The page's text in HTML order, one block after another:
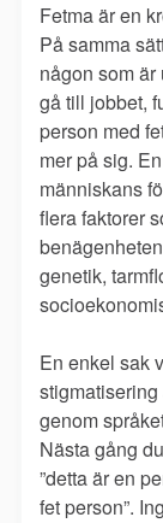
Fetma är en
På samma
någon som
gå till jobbet,
person med
mer på sig.
människans
flera faktorer
genetik,
En enkel sak
genom
Nästa gång
”detta är en
fet person”.